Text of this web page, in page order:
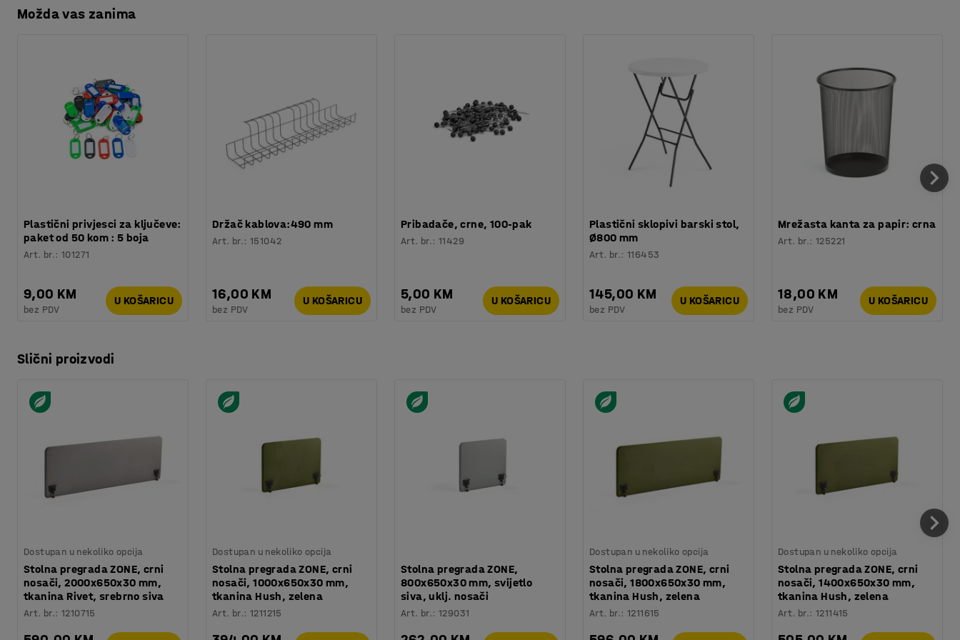
Možda vas zanima
Plastični privjesci za ključeve:
paket od 50 kom : 5 boja
Art. br.:101271
9,00 KM
bez PDV
U KOŠARICU
Držač kablova:490 mm
Art. br.:151042
16,00 KM
bez PDV
U KOŠARICU
Pribadače, crne, 100-pak
Art. br.:11429
5,00 KM
bez PDV
U KOŠARICU
Plastični sklopivi barski stol,
Ø800 mm
Art. br.:116453
145,00 KM
bez PDV
U KOŠARICU
Mrežasta kanta za papir: crna
Art. br.:125221
18,00 KM
bez PDV
U KOŠARICU
Slični proizvodi
Dostupan u nekoliko opcija
Stolna pregrada ZONE, crni
nosači, 2000x650x30 mm,
tkanina Rivet, srebrno siva
Art. br.:1210715
Dostupan u nekoliko opcija
Stolna pregrada ZONE, crni
nosači, 1000x650x30 mm,
tkanina Hush, zelena
Art. br.:1211215
Stolna pregrada ZONE,
800x650x30 mm, svijetlo
siva, uklj. nosači
Art. br.:129031
Dostupan u nekoliko opcija
Stolna pregrada ZONE, crni
nosači, 1800x650x30 mm,
tkanina Hush, zelena
Art. br.:1211615
Dostupan u nekoliko opcija
Stolna pregrada ZONE, crni
nosači, 1400x650x30 mm,
tkanina Hush, zelena
Art. br.:1211415